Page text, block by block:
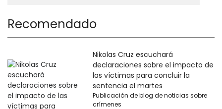
Recomendado
Nikolas Cruz escuchará
declaraciones sobre el impacto de
las víctimas para concluir la
sentencia el martes
Publicación de blog de noticias sobre
crímenes